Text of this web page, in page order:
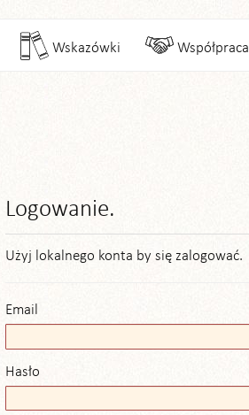
Wskazówki Współpraca
Logowanie.
Użyj lokalnego konta by się zalogować.
Email
Hasło